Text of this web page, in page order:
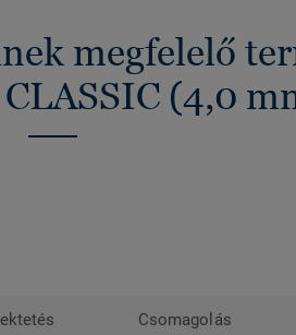
megfelelő
(4,0
Csomagolás